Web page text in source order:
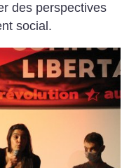
des perspectives
social.